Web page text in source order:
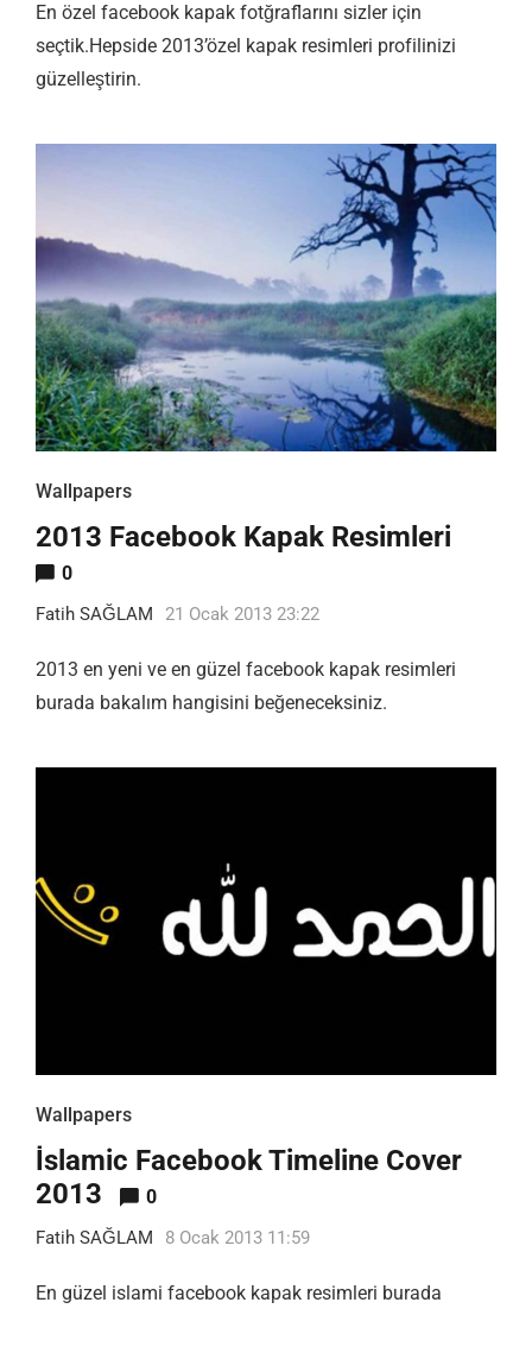
En özel facebook kapak fotğraflarını sizler için
seçtik.Hepside 2013’özel kapak resimleri profilinizi
güzelleştirin.
Wallpapers
2013 Facebook Kapak Resimleri
0
Fatih SAĞLAM 21 Ocak 2013 23:22
2013 en yeni ve en güzel facebook kapak resimleri
burada bakalım hangisini beğeneceksiniz.
Wallpapers
İslamic Facebook Timeline Cover
2013
0
Fatih SAĞLAM 8 Ocak 2013 11:59
En güzel islami facebook kapak resimleri burada